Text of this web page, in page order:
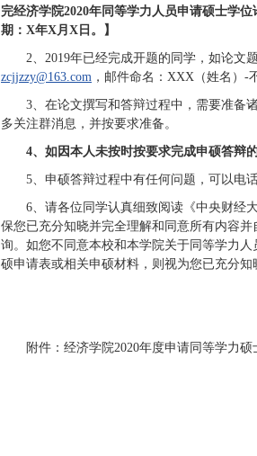
完经济学院2020年同等学力人员申请硕士学
期：X年X月X日。】
2、2019年已经完成开题的同学，如论文
zcjjzzy@163.com ，邮件命名：XXX（姓名）-
3、在论文撰写和答辩过程中，需要准备
多关注群消息，并按要求准备。
4、如因本人未按时按要求完成申硕答辩
5、申硕答辩过程中有任何问题，可以电
6、请各位同学认真细致阅读《中央财经
保您已充分知晓并完全理解和同意所有内容
询。如您不同意本校和本学院关于同等学力
硕申请表或相关申硕材料，则视为您已充分
附件：经济学院2020年度申请同等学力